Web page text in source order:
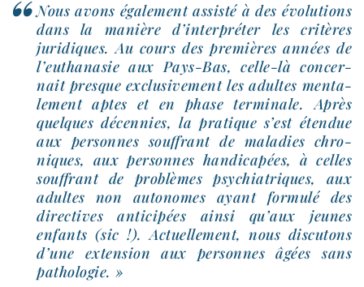
Nous avons éga­le­ment assis­té à des évo­lu­tions
dans la manière d’interpréter les cri­tères
juri­diques. Au cours des pre­mières années de
l’euthanasie aux Pays-​Bas, celle-​là concer­
nait presque exclu­si­ve­ment les adultes men­ta­
le­ment aptes et en phase ter­mi­nale. Après
quelques décen­nies, la pra­tique s’est éten­due
aux per­sonnes souf­frant de mala­dies chro­
niques, aux per­sonnes han­di­ca­pées, à celles
souf­frant de pro­blèmes psy­chia­triques, aux
adultes non auto­nomes ayant for­mu­lé des
direc­tives anti­ci­pées ain­si qu’aux jeunes
enfants (sic !). Actuellement, nous dis­cu­tons
d’une exten­sion aux per­sonnes âgées sans
pathologie. »